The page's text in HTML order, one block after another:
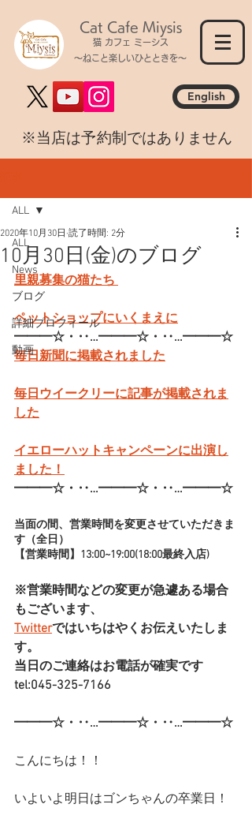
Cat Cafe Miysis
猫 カフェ ミーシス
～ねこと楽しいひとときを～
English
​※当店は予約制ではありません
ALL
News
ブログ
詳細プロフィール
動画
ALL
10月30日(金)のブログ
2020年10月30日 読了時間: 2分
里親募集の猫たち
ペットショップにいくまえに
━━━☆・‥…━━━☆・‥…━━━☆
毎日新聞に掲載されました
毎日ウイークリーに記事が掲載されま
した
イエローハットキャンペーンに出演し
ました！
━━━☆・‥…━━━☆・‥…━━━☆
当面の間、営業時間を変更させていただきま
す（全日）
【営業時間】13:00~19:00(18:00最終入店)
※営業時間などの変更が急遽ある場合
もございます、
Twitterではいちはやくお伝えいたしま
す。
当日のご連絡はお電話が確実です
tel:045-325-7166
━━━☆・‥…━━━☆・‥…━━━☆
こんにちは！！
いよいよ明日はゴンちゃんの卒業日！